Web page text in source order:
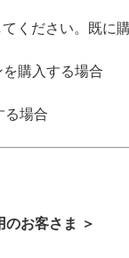
ください。既に
購入する場合
る場合
のお客さま ＞